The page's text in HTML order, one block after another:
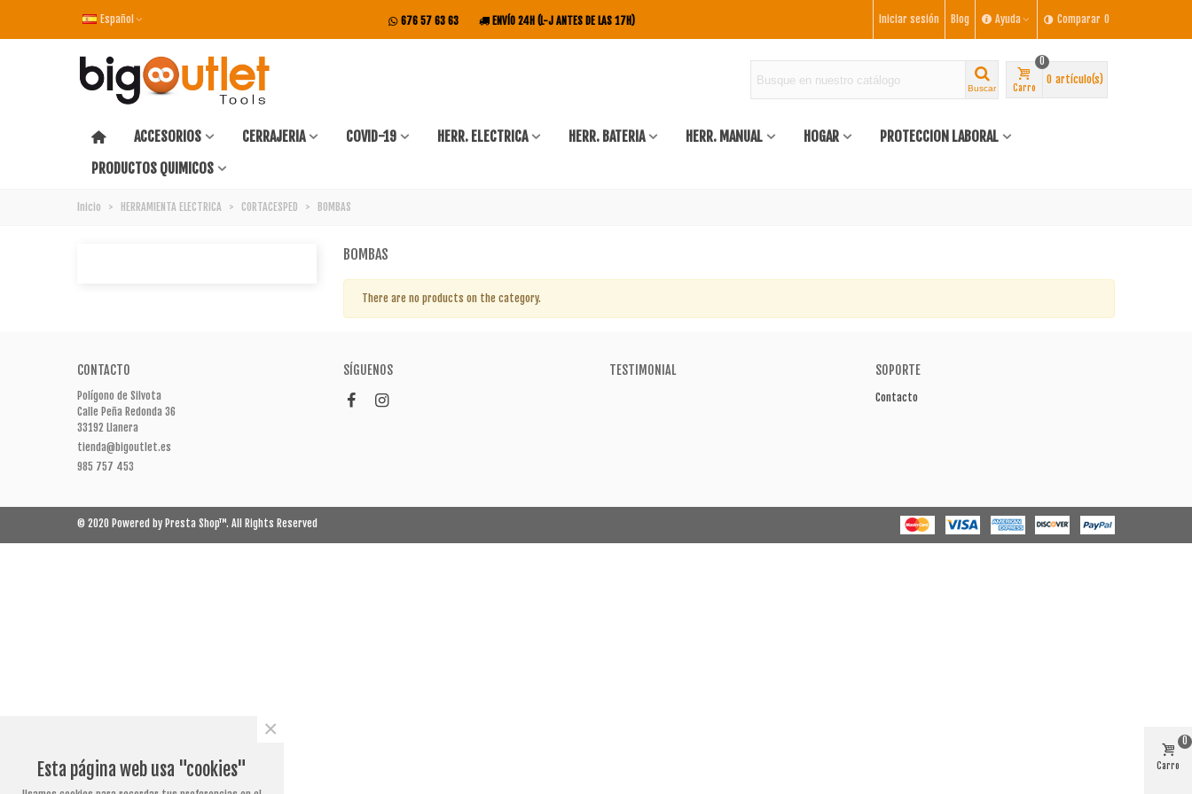
Español 676 57 63 63 ENVÍO 24H (L-J ANTES DE LAS 17H) Iniciar sesión Blog Ayuda Comparar 0
Buscar Carro
0
0 artículo(s)
ACCESORIOS CERRAJERIA COVID-19 HERR. ELECTRICA HERR. BATERIA HERR. MANUAL HOGAR
PROTECCION LABORAL
PRODUCTOS QUIMICOS
Inicio > HERRAMIENTA ELECTRICA > CORTACESPED > BOMBAS
BOMBAS
There are no products on the category.
CONTACTO
Polígono de Silvota
Calle Peña Redonda 36
33192 Llanera
tienda@bigoutlet.es
985 757 453
SÍGUENOS TESTIMONIAL SOPORTE
Contacto
© 2020 Powered by Presta Shop™. All Rights Reserved
Carro
0
Esta página web usa "cookies"
×